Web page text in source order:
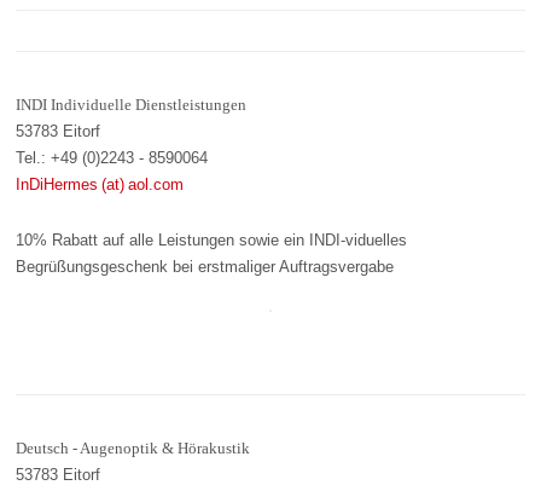
INDI Individuelle Dienstleistungen
53783 Eitorf
Tel.: +49 (0)2243 - 8590064
InDiHermes (at) aol.com
10% Rabatt auf alle Leistungen sowie ein INDI-viduelles
Begrüßungsgeschenk bei erstmaliger Auftragsvergabe
Deutsch - Augenoptik & Hörakustik
53783 Eitorf